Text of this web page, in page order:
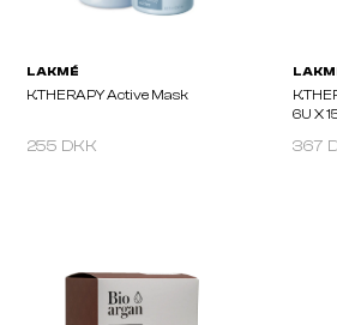
K.THERAPY Repair Nourishing
255 DKK 367